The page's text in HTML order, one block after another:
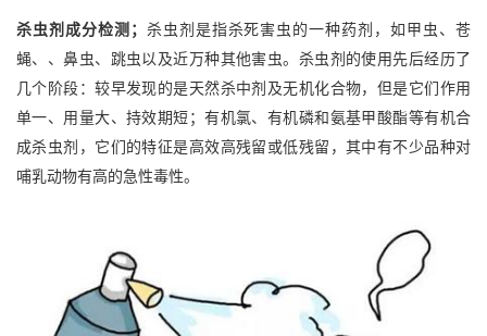
杀虫剂成分检测； 杀虫剂是指杀死害虫的一种药剂，如甲虫、苍
蝇、、鼻虫、跳虫以及近万种其他害虫。杀虫剂的使用先后经历了
几个阶段：较早发现的是天然杀中剂及无机化合物，但是它们作用
单一、用量大、持效期短；有机氯、有机磷和氨基甲酸酯等有机合
成杀虫剂，它们的特征是高效高残留或低残留，其中有不少品种对
哺乳动物有高的急性毒性。